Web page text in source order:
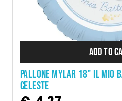
ADD TO
PALLONE MYLAR 18" IL MIO
CELESTE